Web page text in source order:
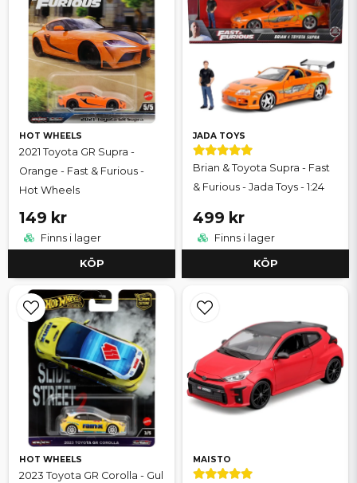
HOT WHEELS
2021 Toyota GR Supra -
Orange - Fast & Furious -
Hot Wheels
149 kr
Finns i lager
KÖP
JADA TOYS
Brian & Toyota Supra - Fast
& Furious - Jada Toys - 1:24
499 kr
Finns i lager
KÖP
HOT WHEELS
2023 Toyota GR Corolla - Gul
MAISTO